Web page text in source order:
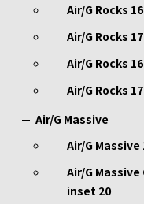
Air/G Rocks
Air/G Rocks
Air/G Rocks
Air/G Rocks
Air/G Massive
Air/G
Air/G
inset 20